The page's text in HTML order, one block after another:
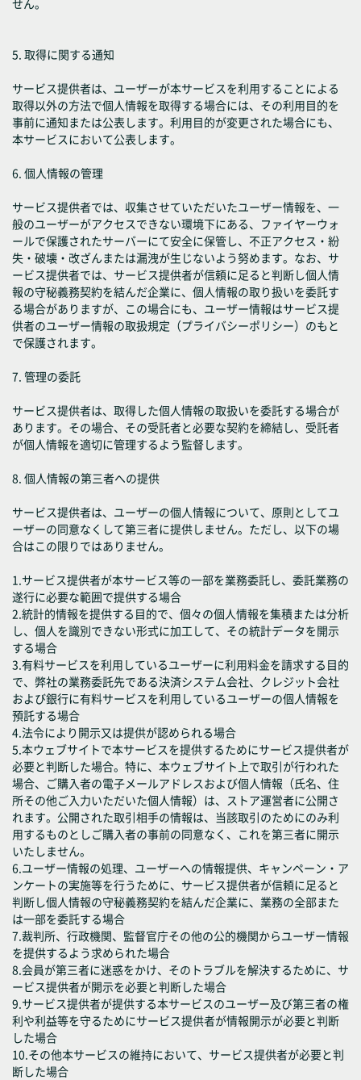
せん。
5. 取得に関する通知
サービス提供者は、ユーザーが本サービスを利用することによる
取得以外の方法で個人情報を取得する場合には、その利用目的を
事前に通知または公表します。利用目的が変更された場合にも、
本サービスにおいて公表します。
6. 個人情報の管理
サービス提供者では、収集させていただいたユーザー情報を、一
般のユーザーがアクセスできない環境下にある、ファイヤーウォ
ールで保護されたサーバーにて安全に保管し、不正アクセス・紛
失・破壊・改ざんまたは漏洩が生じないよう努めます。なお、サ
ービス提供者では、サービス提供者が信頼に足ると判断し個人情
報の守秘義務契約を結んだ企業に、個人情報の取り扱いを委託す
る場合がありますが、この場合にも、ユーザー情報はサービス提
供者のユーザー情報の取扱規定（プライバシーポリシー）のもと
で保護されます。
7. 管理の委託
サービス提供者は、取得した個人情報の取扱いを委託する場合が
あります。その場合、その受託者と必要な契約を締結し、受託者
が個人情報を適切に管理するよう監督します。
8. 個人情報の第三者への提供
サービス提供者は、ユーザーの個人情報について、原則としてユ
ーザーの同意なくして第三者に提供しません。ただし、以下の場
合はこの限りではありません。
1.サービス提供者が本サービス等の一部を業務委託し、委託業務の
遂行に必要な範囲で提供する場合
2.統計的情報を提供する目的で、個々の個人情報を集積または分析
し、個人を識別できない形式に加工して、その統計データを開示
する場合
3.有料サービスを利用しているユーザーに利用料金を請求する目的
で、弊社の業務委託先である決済システム会社、クレジット会社
および銀行に有料サービスを利用しているユーザーの個人情報を
預託する場合
4.法令により開示又は提供が認められる場合
5.本ウェブサイトで本サービスを提供するためにサービス提供者が
必要と判断した場合。特に、本ウェブサイト上で取引が行われた
場合、ご購入者の電子メールアドレスおよび個人情報（氏名、住
所その他ご入力いただいた個人情報）は、ストア運営者に公開さ
れます。公開された取引相手の情報は、当該取引のためにのみ利
用するものとしご購入者の事前の同意なく、これを第三者に開示
いたしません。
6.ユーザー情報の処理、ユーザーへの情報提供、キャンペーン・ア
ンケートの実施等を行うために、サービス提供者が信頼に足ると
判断し個人情報の守秘義務契約を結んだ企業に、業務の全部また
は一部を委託する場合
7.裁判所、行政機関、監督官庁その他の公的機関からユーザー情報
を提供するよう求められた場合
8.会員が第三者に迷惑をかけ、そのトラブルを解決するために、サ
ービス提供者が開示を必要と判断した場合
9.サービス提供者が提供する本サービスのユーザー及び第三者の権
利や利益等を守るためにサービス提供者が情報開示が必要と判断
した場合
10.その他本サービスの維持において、サービス提供者が必要と判
断した場合